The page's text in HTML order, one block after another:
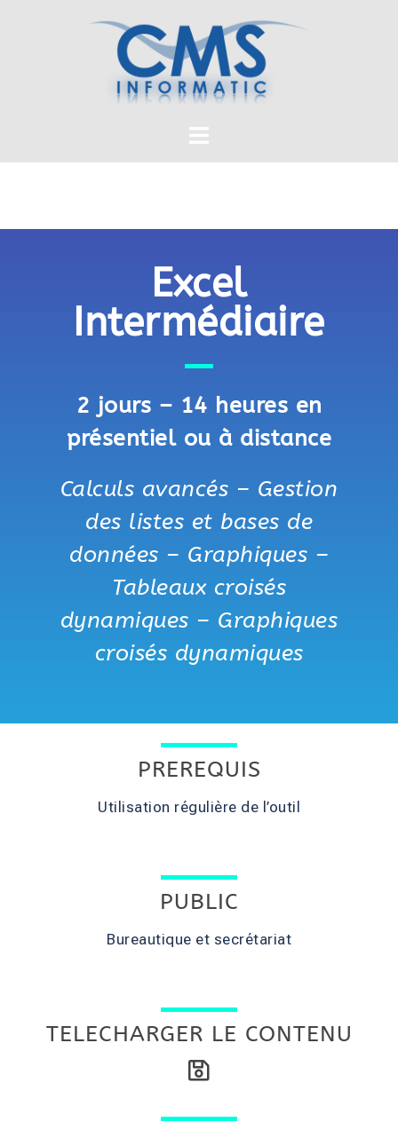
Excel
Intermédiaire
2 jours – 14 heures en
présentiel ou à distance
Calculs avancés – Gestion
des listes et bases de
données – Graphiques –
Tableaux croisés
dynamiques – Graphiques
croisés dynamiques
PREREQUIS
Utilisation régulière de l’outil
PUBLIC
Bureautique et secrétariat
TELECHARGER LE CONTENU